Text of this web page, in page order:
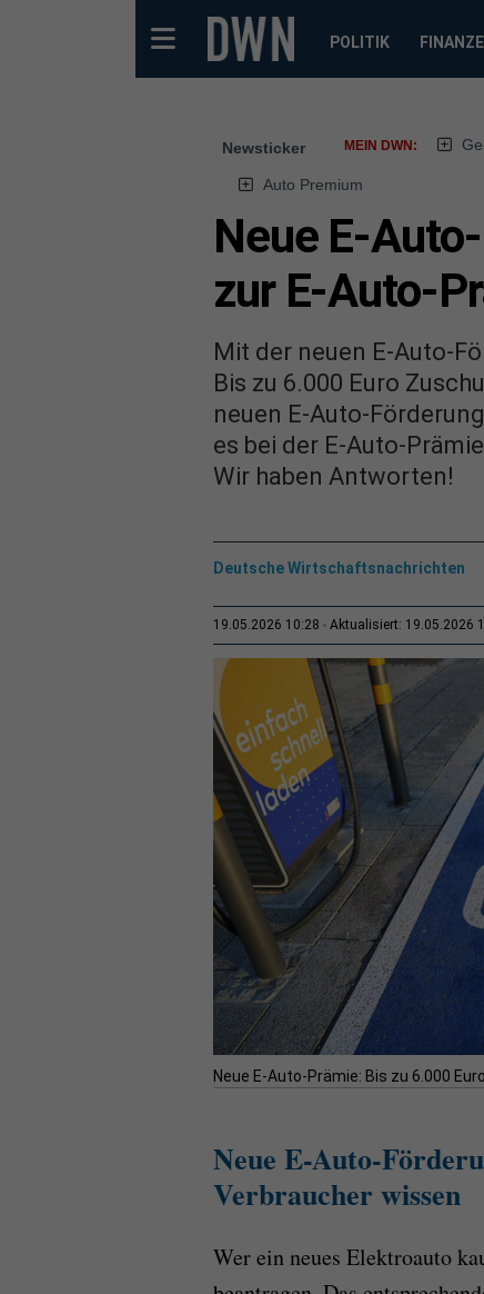
POLITIK
Newsticker MEIN DWN:
Auto Premium
Neue E-
zur E-Auto-
Mit der neuen E-Auto-
Bis zu 6.000 Euro
neuen E-Auto-
es bei der E-Auto-
Wir haben Antworten!
Deutsche Wirtschaftsnachrichten
19.05.2026 10:28 Aktualisiert: 19.05.2026
Neue E-Auto-Prämie: Bis zu 6.000
Neue E-Auto-
Verbraucher wissen
Wer ein neues Elektroauto